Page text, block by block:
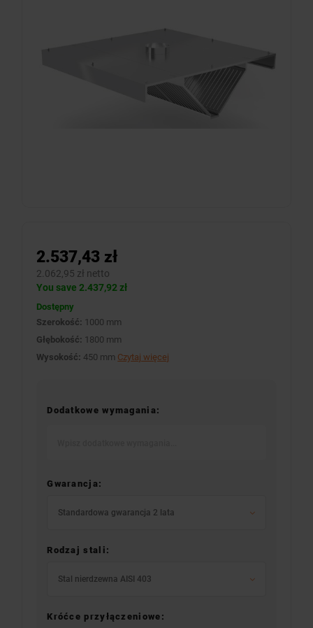
2.537,43 zł
2.062,95 zł netto
You save 2.437,92 zł
Dostępny
Szerokość: 1000 mm
Głębokość: 1800 mm
Wysokość: 450 mm Czytaj więcej
Dodatkowe wymagania:
Gwarancja:
Standardowa gwarancja 2 lata
Rodzaj stali:
Stal nierdzewna AISI 403
Króćce przyłączeniowe: